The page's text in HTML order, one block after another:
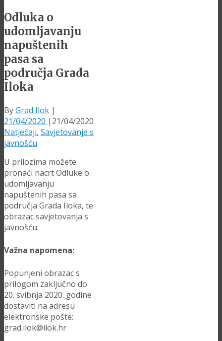
Odluka o
udomljavanju
napuštenih
pasa sa
područja Grada
Iloka
ByGrad Ilok |
21/04/2020 | 21/04/2020
Natječaji, Savjetovanje s
javnošću
U prilozima možete
pronaći nacrt Odluke o
udomljavanju
napuštenih pasa sa
područja Grada Iloka, te
obrazac savjetovanja s
javnošću.
Važna napomena:
Popunjeni obrazac s
prilogom zaključno do
20. svibnja 2020. godine
dostaviti na adresu
elektronske pošte:
grad.ilok@ilok.hr